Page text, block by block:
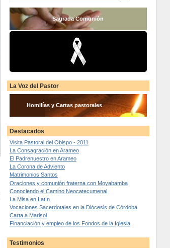
Sagrada Comunión
La Voz del Pastor
Homilías y Cartas pastorales
Destacados
Visita Pastoral del Obispo - 2011
La Consagración en Arameo
El Padrenuestro en Arameo
La Corona de Adviento
Matrimonios Santos
Oraciones y comunión fraterna con Moyabamba
Conociendo el Camino Neocatecumenal
La Misa en Latín
Vocaciones Sacerdotales en la Diócesis de Córdoba
Carta a Marisol
Financiación y empleo de los Fondos de la Iglesia
Testimonios